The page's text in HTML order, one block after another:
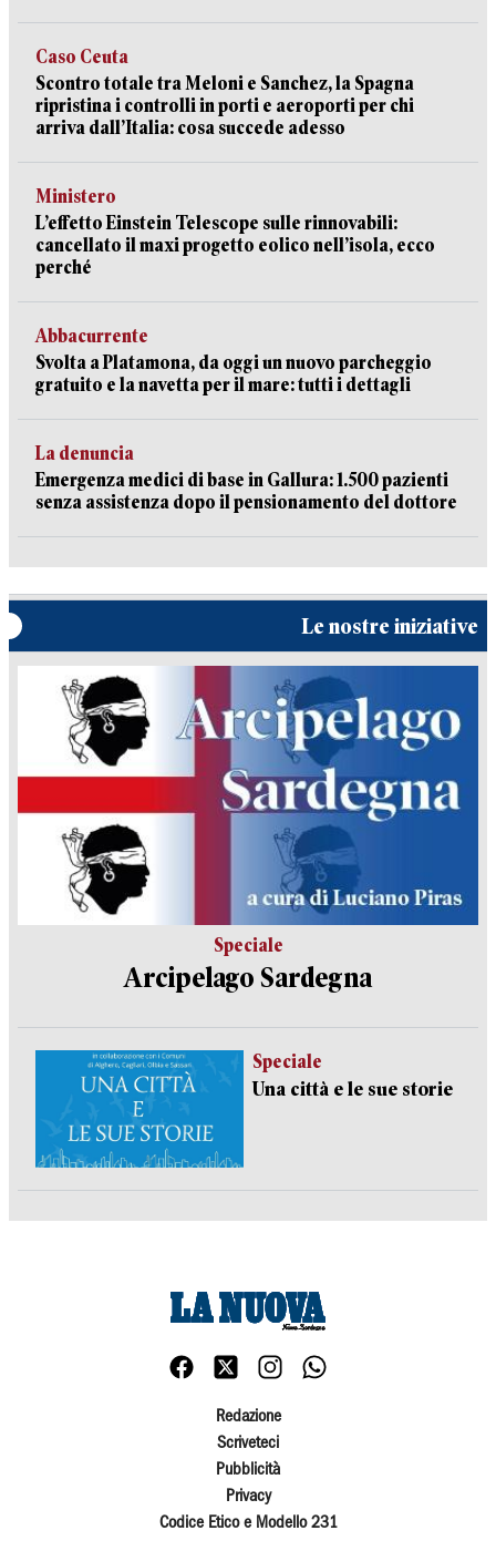
Caso Ceuta
Scontro totale tra Meloni e Sanchez, la Spagna
ripristina i controlli in porti e aeroporti per chi
arriva dall’Italia: cosa succede adesso
Ministero
L’effetto Einstein Telescope sulle rinnovabili:
cancellato il maxi progetto eolico nell’isola, ecco
perché
Abbacurrente
Svolta a Platamona, da oggi un nuovo parcheggio
gratuito e la navetta per il mare: tutti i dettagli
La denuncia
Emergenza medici di base in Gallura: 1.500 pazienti
senza assistenza dopo il pensionamento del dottore
Le nostre iniziative
Speciale
Arcipelago Sardegna
Speciale
Una città e le sue storie
Redazione
Scriveteci
Pubblicità
Privacy
Codice Etico e Modello 231